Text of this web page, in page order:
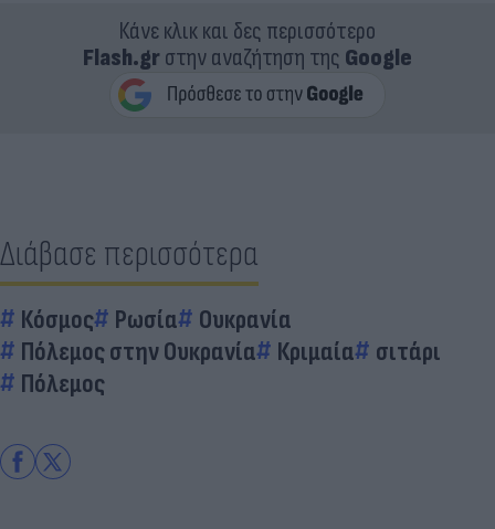
Κάνε κλικ και δες περισσότερο
Flash.grστην αναζήτηση της Google
Διάβασε περισσότερα
Κόσμος Ρωσία
Ουκρανία
Πόλεμος στην Ουκρανία
Κριμαία
σιτάρι
Πόλεμος